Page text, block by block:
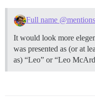
Full name @mentions
It would look more
was presented as (or at
as) “Leo” or “Leo